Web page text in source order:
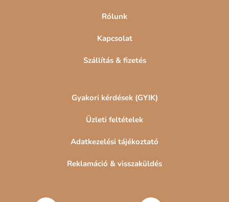
Rólunk
Kapcsolat
Szállítás & fizetés
Gyakori kérdések (GYIK)
Üzleti feltételek
Adatkezelési tájékoztató
Reklamáció & visszaküldés